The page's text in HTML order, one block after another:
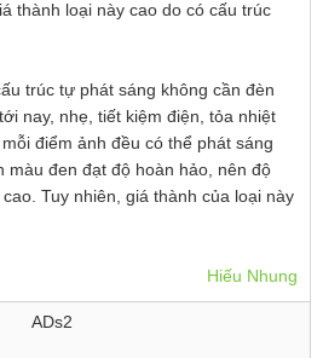
thành loại này cao do có cấu trúc
trúc tự phát sáng không cần đèn
nay, nhẹ, tiết kiệm điện, tỏa nhiệt
điểm ảnh đều có thể phát sáng
màu đen đạt độ hoàn hảo, nên độ
Tuy nhiên, giá thành của loại này
Hiếu Nhung
ADs2